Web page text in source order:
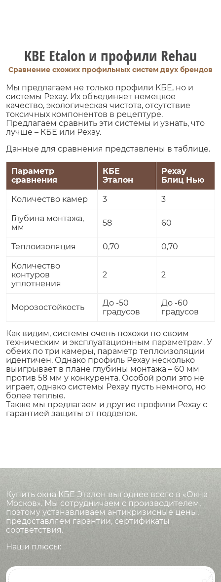
KBE Etalon и профили Rehau
Сравнение схожих профильных систем двух брендов
Мы предлагаем не только профили КБЕ, но и
системы Рехау. Их объединяет немецкое
качество, экологическая чистота, отсутствие
токсичных компонентов в рецептуре.
Предлагаем сравнить эти системы и узнать, что
лучше – КБЕ или Рехау.
Данные для сравнения представлены в таблице.
Параметр
сравнения
КБЕ
Эталон
Рехау
Блиц Нью
Количество камер 3 3
Глубина монтажа,
мм
58 60
Теплоизоляция 0,70 0,70
Количество
контуров
уплотнения
2 2
Морозостойкость
До -50
градусов
До -60
градусов
Как видим, системы очень похожи по своим
техническим и эксплуатационным параметрам. У
обеих по три камеры, параметр теплоизоляции
идентичен. Однако профиль Рехау несколько
выигрывает в плане глубины монтажа – 60 мм
против 58 мм у конкурента. Особой роли это не
играет, однако системы Рехау пусть немного, но
более теплые.
Также мы предлагаем и другие профили Рехау с
гарантией защиты от подделок.
Купить окна КБЕ Эталон выгоднее всего в «Окна
Москов». Мы сотрудничаем с производителем,
поэтому устанавливаем антикризисные цены,
предоставляем гарантии, сертификаты
соответствия.
Наши плюсы: